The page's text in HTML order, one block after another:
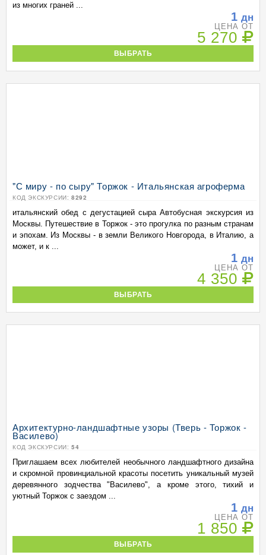
из многих граней ...
1 дн
ЦЕНА ОТ
5 270
ВЫБРАТЬ
"С миру - по сыру" Торжок - Итальянская агроферма
КОД ЭКСКУРСИИ: 8292
итальянский обед с дегустацией сыра Автобусная экскурсия из
Москвы. Путешествие в Торжок - это прогулка по разным странам
и эпохам. Из Москвы - в земли Великого Новгорода, в Италию, а
может, и к ...
1 дн
ЦЕНА ОТ
4 350
ВЫБРАТЬ
Архитектурно-ландшафтные узоры (Тверь - Торжок -
Василево)
КОД ЭКСКУРСИИ: 54
Приглашаем всех любителей необычного ландшафтного дизайна
и скромной провинциальной красоты посетить уникальный музей
деревянного зодчества "Василево", а кроме этого, тихий и
уютный Торжок с заездом ...
1 дн
ЦЕНА ОТ
1 850
ВЫБРАТЬ